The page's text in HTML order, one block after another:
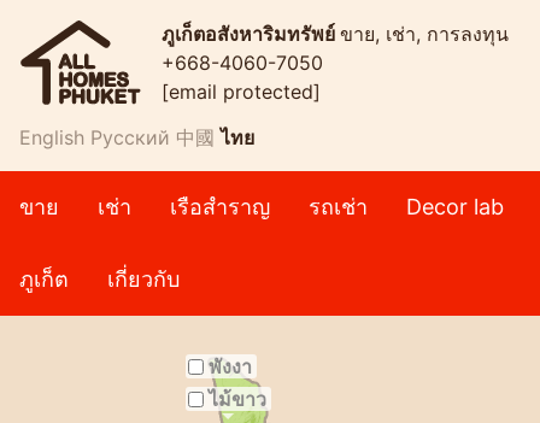
ภูเก็ตอสังหาริมทรัพย์ ขาย, เช่า, การลงทุน
+668-4060-7050
[email protected]
English Русский 中國 ไทย
ขาย เช่า เรือสำราญ รถเช่า Decor lab
ภูเก็ต เกี่ยวกับ
พังงา
ไม้ขาว